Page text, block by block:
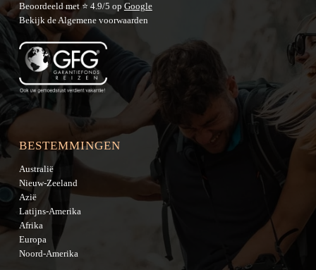
Beoordeeld met ⭐ 4.9/5 op Google
Bekijk deAlgemene voorwaarden
BESTEMMINGEN
Australië
Nieuw-Zeeland
Azië
Latijns-Amerika
Afrika
Europa
Noord-Amerika